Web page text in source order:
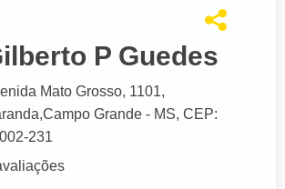
P Guedes
Mato Grosso, 1101,
Campo Grande - MS, CEP:
231